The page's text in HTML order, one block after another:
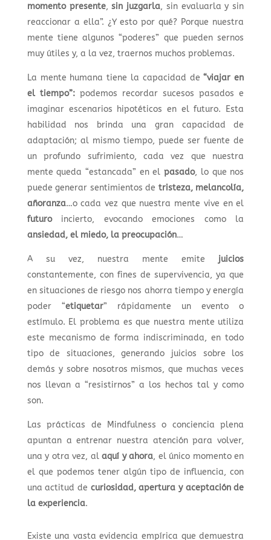
momento presente,sin juzgarla, sin evaluarla y sin
reaccionar a ella”. ¿Y esto por qué? Porque nuestra
mente tiene algunos “poderes” que pueden sernos
muy útiles y, a la vez, traernos muchos problemas.
La mente humana tiene la capacidad de“viajar en
el tiempo”:podemos recordar sucesos pasados e
imaginar escenarios hipotéticos en el futuro. Esta
habilidad nos brinda una gran capacidad de
adaptación; al mismo tiempo, puede ser fuente de
un profundo sufrimiento, cada vez que nuestra
mente queda “estancada” en elpasado, lo que nos
puede generar sentimientos de tristeza, melancolía,
añoranza…o cada vez que nuestra mente vive en el
futuroincierto, evocando emociones como la
ansiedad, el miedo, la preocupación…
A su vez, nuestra mente emite juicios
constantemente, con fines de supervivencia, ya que
en situaciones de riesgo nos ahorra tiempo y energía
poder “etiquetar” rápidamente un evento o
estímulo. El problema es que nuestra mente utiliza
este mecanismo de forma indiscriminada, en todo
tipo de situaciones, generando juicios sobre los
demás y sobre nosotros mismos, que muchas veces
nos llevan a “resistirnos” a los hechos tal y como
son.
Las prácticas de Mindfulness o conciencia plena
apuntan a entrenar nuestra atención para volver,
una y otra vez, alaquí y ahora, el único momento en
el que podemos tener algún tipo de influencia, con
una actitud de curiosidad, apertura y aceptación de
la experiencia.
Existe una vasta evidencia empírica que demuestra